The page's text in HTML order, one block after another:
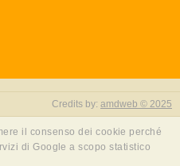
Credits by: amdweb © 2025
il consenso dei cookie perché
di Google a scopo statistico